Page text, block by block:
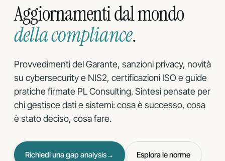
Aggiornamenti dal mondo
della compliance.
Provvedimenti del Garante, sanzioni privacy, novità
su cybersecurity e NIS2, certificazioni ISO e guide
pratiche firmate PL Consulting. Sintesi pensate per
chi gestisce dati e sistemi: cosa è successo, cosa
è stato deciso, cosa fare.
Richiedi una gap analysis→ Esplora le norme